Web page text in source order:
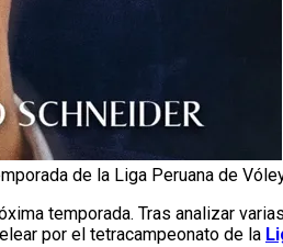
de la Liga Peruana de
temporada. Tras analizar
por el tetracampeonato de la